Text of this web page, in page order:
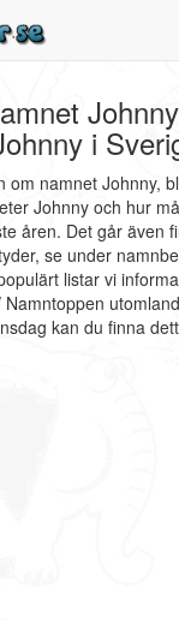
i
om namnet Johnny,
Johnny och hur
åren. Det går även
se under
listar vi
kan du finna